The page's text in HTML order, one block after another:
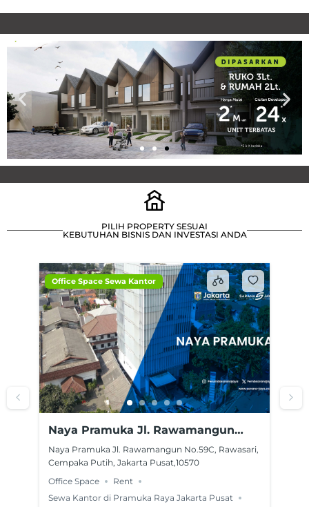
PILIH PROPERTY SESUAI
KEBUTUHAN BISNIS DAN INVESTASI ANDA
Office Space Sewa Kantor
Naya Pramuka Jl. Rawamangun
No.59C, Rawasari, Cempaka Putih,
Jakarta Pusat,10570
Naya Pramuka Jl. Rawamangun No.59C, Rawasari,
Cempaka Putih, Jakarta Pusat,10570
Office Space
Rent
Sewa Kantor di Pramuka Raya Jakarta Pusat